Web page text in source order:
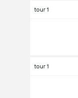
tour 1
tour 1